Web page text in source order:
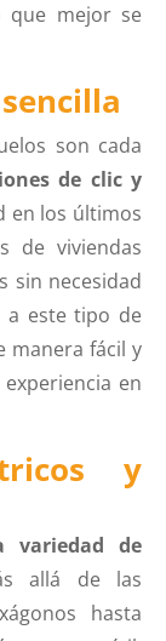
que mejor se
son cada
de clic y
en los últimos
de viviendas
sin necesidad
a este tipo de
manera fácil y
en
y
variedad de
allá de las
hasta